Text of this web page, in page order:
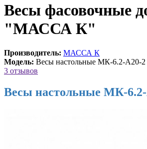
Весы фасовочные
"МАССА К"
Производитель: МАССА К
Модель: Весы настольные МК-6.2-А20-2
3 отзывов
Весы настольные МК-